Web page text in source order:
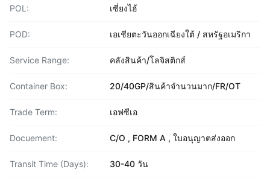
POL: เซี่ยงไฮ้
POD: เอเชียตะวันออกเฉียงใต้ / สหรัฐอเมริกา
Service Range: คลังสินค้า/โลจิสติกส์
Container Box: 20/40GP/สินค้าจำนวนมาก/FR/OT
Trade Term: เอฟซีเอ
Docuement: C/O , FORM A , ใบอนุญาตส่งออก
Transit Time (Days): 30-40 วัน